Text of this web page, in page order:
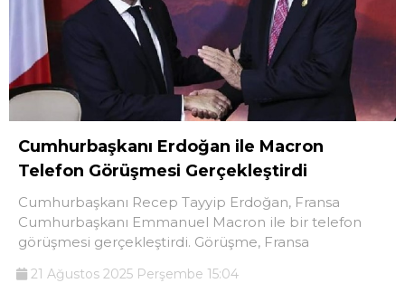
Cumhurbaşkanı Erdoğan ile Macron
Telefon Görüşmesi Gerçekleştirdi
Cumhurbaşkanı Recep Tayyip Erdoğan, Fransa
Cumhurbaşkanı Emmanuel Macron ile bir telefon
görüşmesi gerçekleştirdi. Görüşme, Fransa
21 Ağustos 2025 Perşembe 15:04